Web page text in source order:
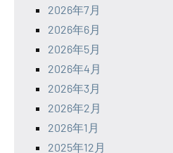
2026年7月
2026年6月
2026年5月
2026年4月
2026年3月
2026年2月
2026年1月
2025年12月